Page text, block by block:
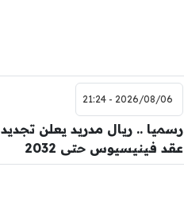
2026/08/06 - 21:24
رسميا .. ريال مدريد يعلن تجديد
عقد فينيسيوس حتى 2032